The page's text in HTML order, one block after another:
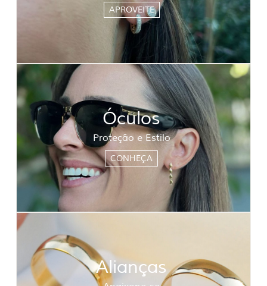
APROVEITE
Óculos
Proteção e Estilo
CONHEÇA
Alianças